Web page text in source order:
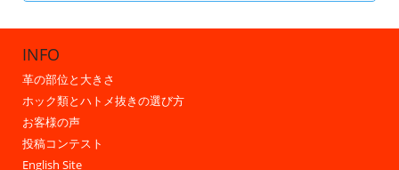
INFO
革の部位と大きさ
ホック類とハトメ抜きの選び方
お客様の声
投稿コンテスト
English Site